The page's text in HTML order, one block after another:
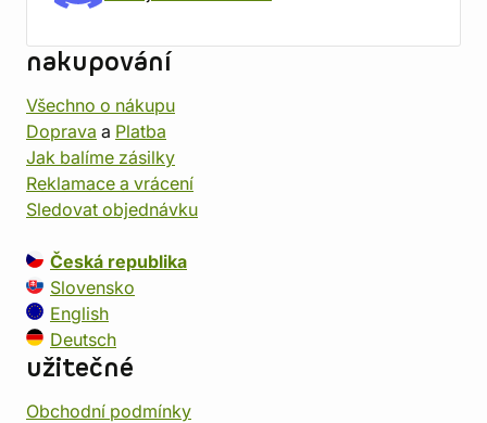
nakupování
Všechno o nákupu
Doprava a Platba
Jak balíme zásilky
Reklamace a vrácení
Sledovat objednávku
Česká republika
Slovensko
English
Deutsch
užitečné
Obchodní podmínky